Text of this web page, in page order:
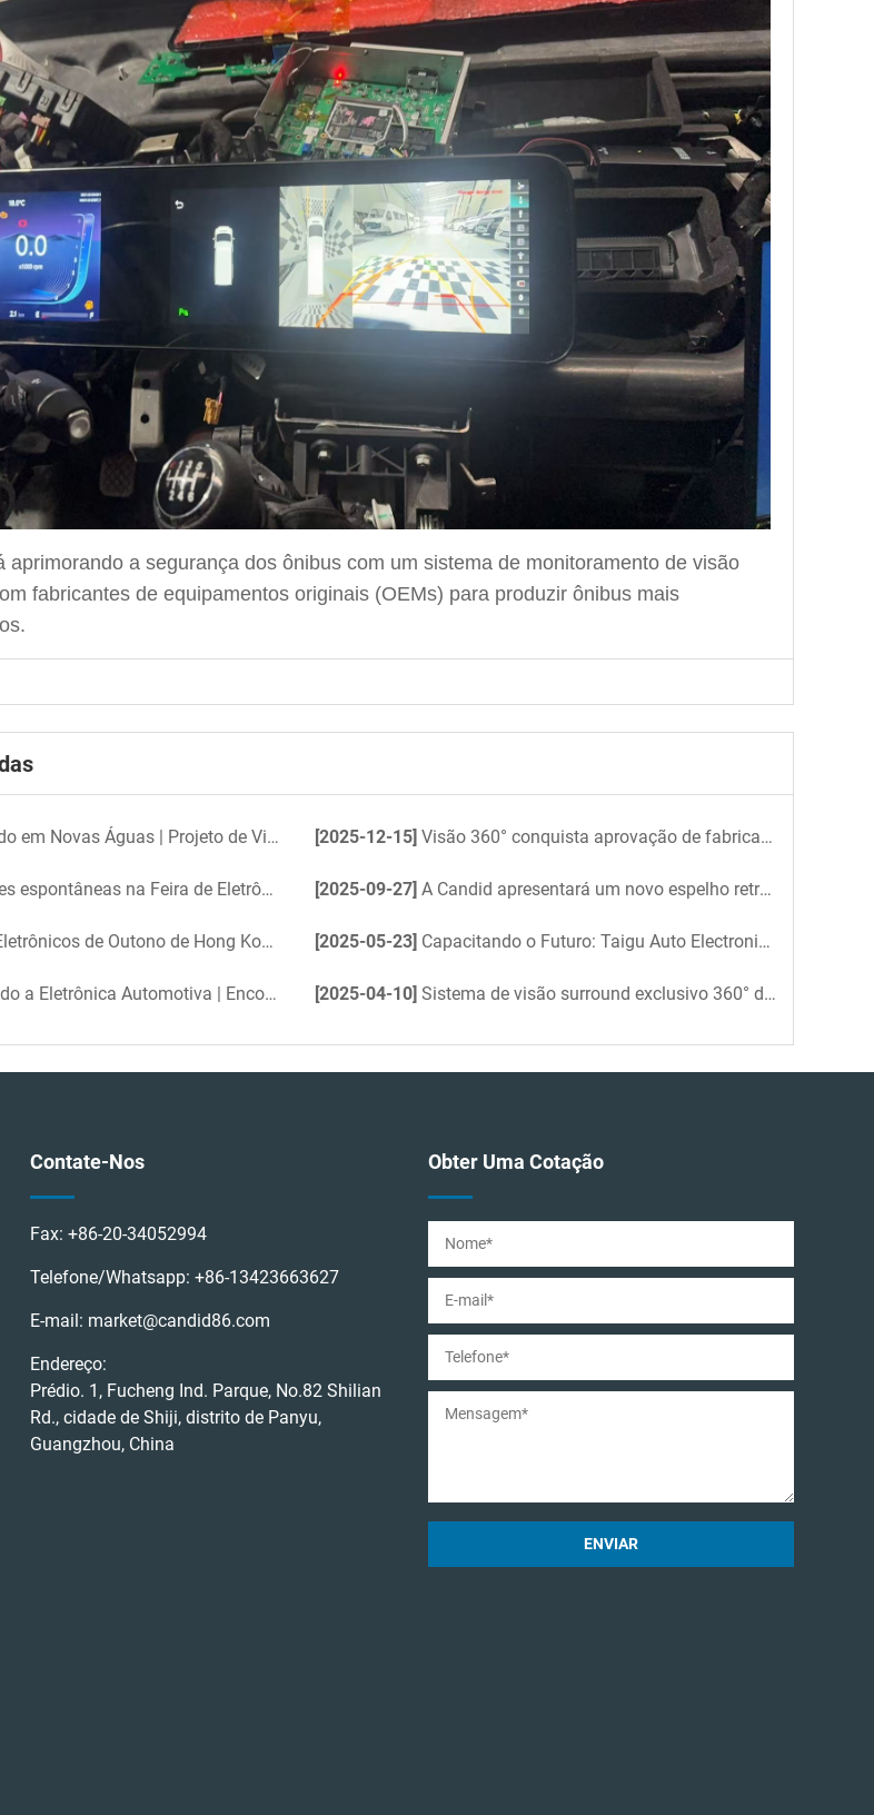
aprimorando a segurança dos ônibus com um sistema de monitoramento de visão
fabricantes de equipamentos originais (OEMs) para produzir ônibus mais
Águas | Projeto de Visão 360° da Taigu Electronics para Iate Não Tripulado [2025-12-15] Visão 360° conquista aprovação de fabricante de equipamentos originais (OEM); Candid garante encomenda piloto de ônibus para 2026
na Feira de Eletrônicos de Outono de Hong Kong 2025 [2025-09-27] A Candid apresentará um novo espelho retrovisor digital na Feira de Eletrônicos de Hong Kong
de Outono de Hong Kong - Em breve, em breve [2025-05-23] Capacitando o Futuro: Taigu Auto Electronics acelera a eficiência do escritório impulsionada por IA com DeepSeek
Automotiva | Encontre-nos na Feira de Eletrônicos de Hong Kong [2025-04-10] Sistema de visão surround exclusivo 360° do Nissan Patrol 2025: controle total sobre qualquer terreno
Contate-Nos
Fax: +86-20-34052994
Telefone/Whatsapp: +86-13423663627
E-mail: market@candid86.com
Endereço:
Prédio. 1, Fucheng Ind. Parque, No.82 Shilian
Rd., cidade de Shiji, distrito de Panyu,
Guangzhou, China
Obter Uma Cotação
ENVIAR